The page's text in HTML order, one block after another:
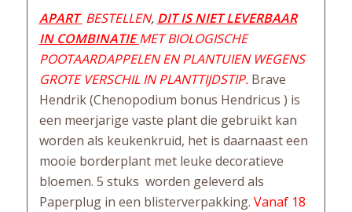
APART BESTELLEN, DIT IS NIET LEVERBAAR
IN COMBINATIEMET BIOLOGISCHE
POOTAARDAPPELEN EN PLANTUIEN WEGENS
GROTE VERSCHIL IN PLANTTIJDSTIP. Brave
Hendrik (Chenopodium bonus Hendricus ) is
een meerjarige vaste plant die gebruikt kan
worden als keukenkruid, het is daarnaast een
mooie borderplant met leuke decoratieve
bloemen. 5 stuks worden geleverd als
Paperplug in een blisterverpakking. Vanaf 18